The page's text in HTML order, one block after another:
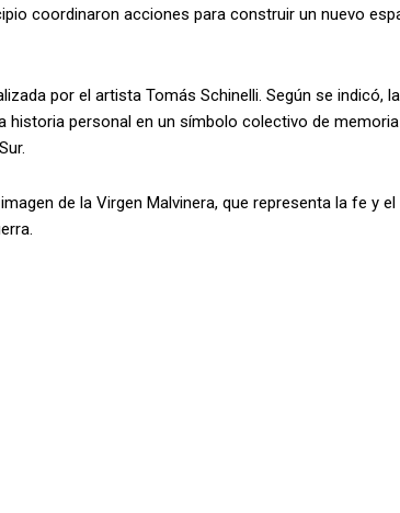
coordinaron acciones para construir un nuevo
por el artista Tomás Schinelli. Según se indicó,
historia personal en un símbolo colectivo de
de la Virgen Malvinera, que representa la fe y